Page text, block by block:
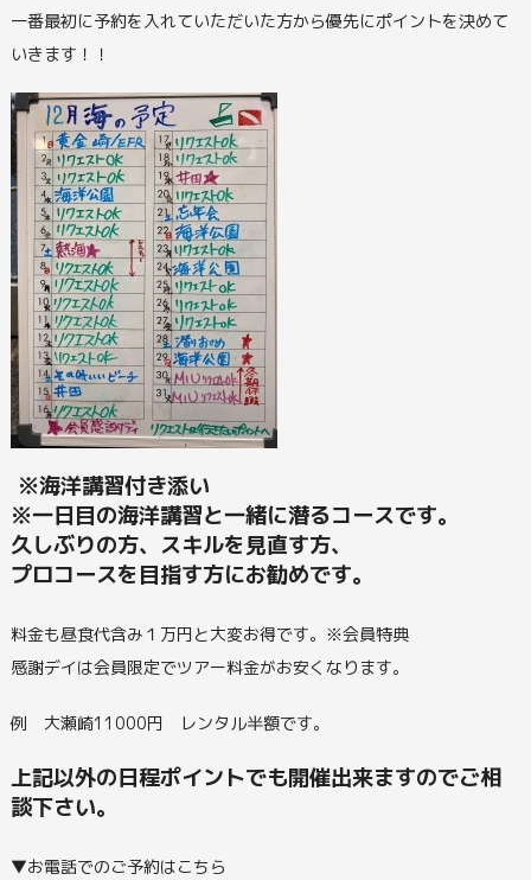
一番最初に予約を入れていただいた方から優先にポイントを決めて
いきます！！
※海洋講習付き添い
※一日目の海洋講習と一緒に潜るコースです。
久しぶりの方、スキルを見直す方、
プロコースを目指す方にお勧めです。
料金も昼食代含み１万円と大変お得です。※会員特典
感謝デイは会員限定でツアー料金がお安くなります。
例 大瀬崎11000円 レンタル半額です。
上記以外の日程ポイントでも開催出来ますのでご相
談下さい。
▼お電話でのご予約はこちら